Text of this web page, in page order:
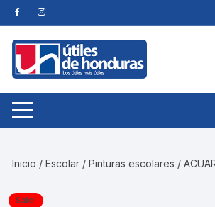
Skip
to
content
Inicio /Escolar /Pinturas escolares /
Sale!